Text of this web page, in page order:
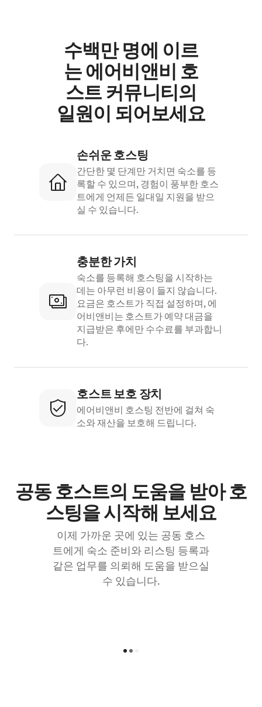
수백만 명에 이르
는 에어비앤비 호
스트 커뮤니티의
일원이 되어보세요
손쉬운 호스팅
간단한 몇 단계만 거치면 숙소를 등
록할 수 있으며, 경험이 풍부한 호스
트에게 언제든 일대일 지원을 받으
실 수 있습니다.
충분한 가치
숙소를 등록해 호스팅을 시작하는
데는 아무런 비용이 들지 않습니다.
요금은 호스트가 직접 설정하며, 에
어비앤비는 호스트가 예약 대금을
지급받은 후에만 수수료를 부과합니
다.
호스트 보호 장치
에어비앤비 호스팅 전반에 걸쳐 숙
소와 재산을 보호해 드립니다.
공동 호스트의 도움을 받아 호
스팅을 시작해 보세요
이제 가까운 곳에 있는 공동 호스
트에게 숙소 준비와 리스팅 등록과
같은 업무를 의뢰해 도움을 받으실
수 있습니다.